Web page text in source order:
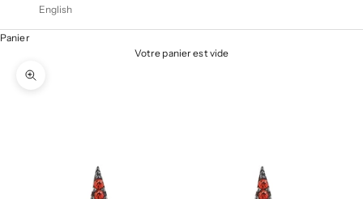
English
Panier
Votre panier est vide
Zoomer sur l'image